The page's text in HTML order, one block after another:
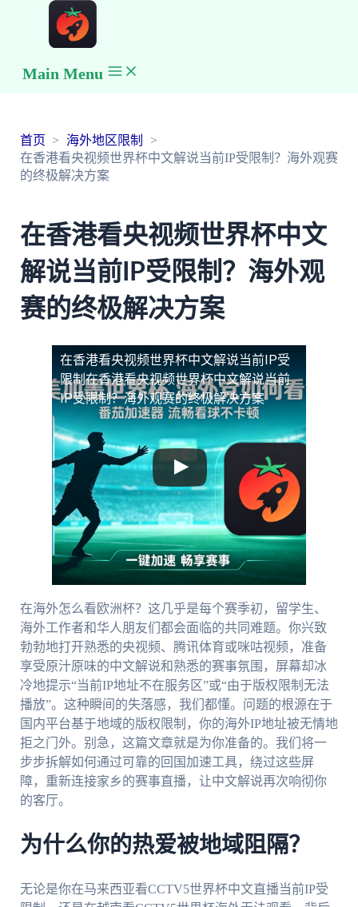
Main Menu
首页
海外地区限制
在香港看央视频世界杯中文解说当前IP受限制？海外观赛
的终极解决方案
在香港看央视频世界杯中文
解说当前IP受限制？海外观
赛的终极解决方案
在香港看央视频世界杯中文解说当前IP受
限制在香港看央视频世界杯中文解说当前
IP受限制？海外观赛的终极解决方案
在海外怎么看欧洲杯？这几乎是每个赛季初，留学生、
海外工作者和华人朋友们都会面临的共同难题。你兴致
勃勃地打开熟悉的央视频、腾讯体育或咪咕视频，准备
享受原汁原味的中文解说和熟悉的赛事氛围，屏幕却冰
冷地提示“当前IP地址不在服务区”或“由于版权限制无法
播放”。这种瞬间的失落感，我们都懂。问题的根源在于
国内平台基于地域的版权限制，你的海外IP地址被无情地
拒之门外。别急，这篇文章就是为你准备的。我们将一
步步拆解如何通过可靠的回国加速工具，绕过这些屏
障，重新连接家乡的赛事直播，让中文解说再次响彻你
的客厅。
为什么你的热爱被地域阻隔？
无论是你在马来西亚看CCTV5世界杯中文直播当前IP受